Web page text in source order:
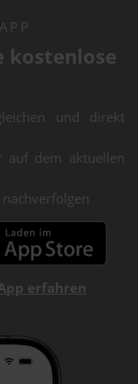
kostenlose
und direkt
auf dem aktuellen
erfahren